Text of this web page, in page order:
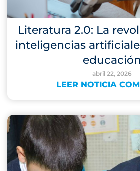
Literatura 2.0: La
inteligencias
educación
abril 22, 2026
LEER NOTICIA